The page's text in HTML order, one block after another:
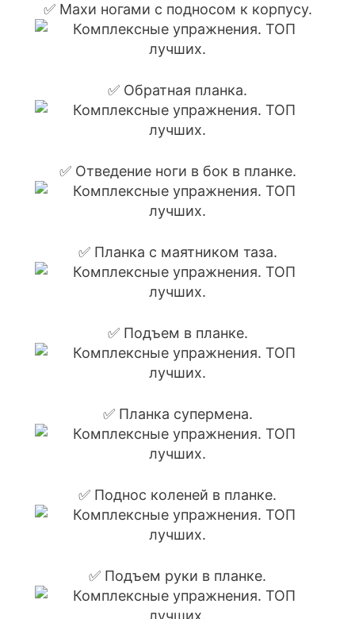
✅ Махи ногами с подносом к корпусу.
✅ Обратная планка.
✅ Отведение ноги в бок в планке.
✅ Планка с маятником таза.
✅ Подъем в планке.
✅ Планка супермена.
✅ Поднос коленей в планке.
✅ Подъем руки в планке.